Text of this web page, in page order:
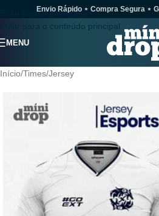
Pular para a navegação
Pular para o conteúdo principal
Envio Rápido ⋆ Compra Segura ⋆
MENU
Início/Times/Jersey